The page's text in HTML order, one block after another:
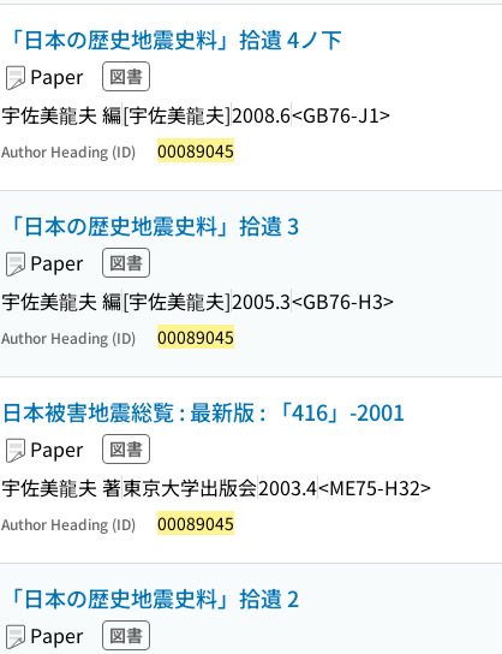
「日本の歴史地震史料」拾遺 4ノ下
Paper 図書
宇佐美龍夫 編[宇佐美龍夫]2008.6<GB76-J1>
Author Heading (ID) 00089045
「日本の歴史地震史料」拾遺 3
Paper 図書
宇佐美龍夫 編[宇佐美龍夫]2005.3<GB76-H3>
Author Heading (ID) 00089045
日本被害地震総覧 : 最新版 : 「416」-2001
Paper 図書
宇佐美龍夫 著東京大学出版会2003.4<ME75-H32>
Author Heading (ID) 00089045
「日本の歴史地震史料」拾遺 2
Paper 図書